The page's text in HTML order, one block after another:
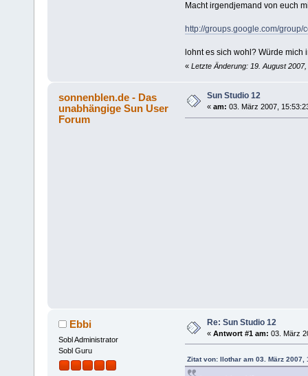
Macht irgendjemand von euch
http://groups.google.com/
lohnt es sich wohl? Würde
« Letzte Änderung: 19. August
sonnenblen.de - Das
unabhängige Sun User
Forum
Sun Studio 12
« am: 03. März 2007,
Ebbi
Sobl Administrator
Sobl Guru
Re: Sun Studio 12
« Antwort #1 am: 03. März
Zitat von: llothar am 03. März 2007,